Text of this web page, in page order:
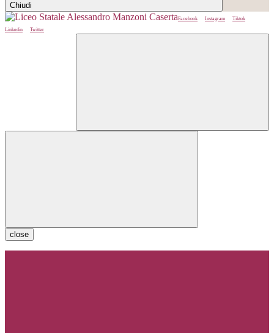
Chiudi
Facebook Instagram
Tiktok
Linkedin
Twitter
close